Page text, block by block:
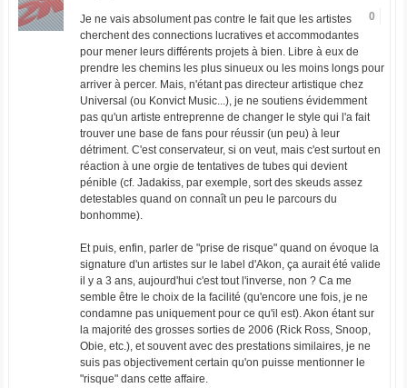
0
Je ne vais absolument pas contre le fait que les artistes
cherchent des connections lucratives et accommodantes
pour mener leurs différents projets à bien. Libre à eux de
prendre les chemins les plus sinueux ou les moins longs pour
arriver à percer. Mais, n'étant pas directeur artistique chez
Universal (ou Konvict Music...), je ne soutiens évidemment
pas qu'un artiste entreprenne de changer le style qui l'a fait
trouver une base de fans pour réussir (un peu) à leur
détriment. C'est conservateur, si on veut, mais c'est surtout en
réaction à une orgie de tentatives de tubes qui devient
pénible (cf. Jadakiss, par exemple, sort des skeuds assez
detestables quand on connaît un peu le parcours du
bonhomme).
Et puis, enfin, parler de "prise de risque" quand on évoque la
signature d'un artistes sur le label d'Akon, ça aurait été valide
il y a 3 ans, aujourd'hui c'est tout l'inverse, non ? Ca me
semble être le choix de la facilité (qu'encore une fois, je ne
condamne pas uniquement pour ce qu'il est). Akon étant sur
la majorité des grosses sorties de 2006 (Rick Ross, Snoop,
Obie, etc.), et souvent avec des prestations similaires, je ne
suis pas objectivement certain qu'on puisse mentionner le
"risque" dans cette affaire.